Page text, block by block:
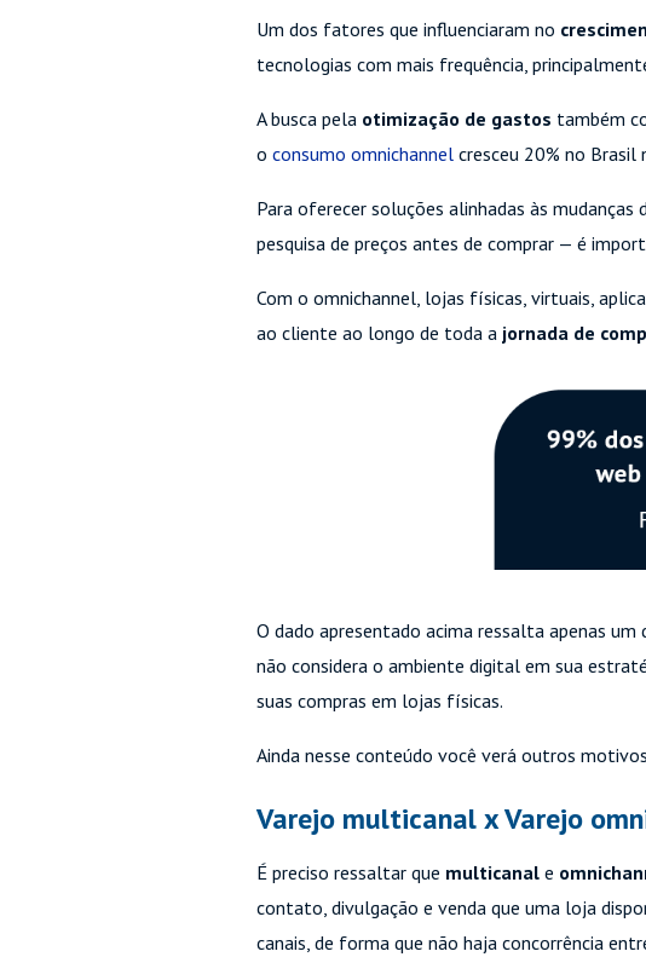
Um dos fatores que influenciaram no
tecnologias com mais frequência,
A busca pela otimização de gastos também
o consumo omnichannel cresceu 20% no
Para oferecer soluções alinhadas às mudanças
pesquisa de preços antes de comprar — é
Com o omnichannel, lojas físicas, virtuais,
ao cliente ao longo de toda a jornada de
O dado apresentado acima ressalta apenas
não considera o ambiente digital em sua
suas compras em lojas físicas.
Ainda nesse conteúdo você verá outros
Varejo multicanal x Varejo
É preciso ressaltar que multicanal e
contato, divulgação e venda que uma loja
canais, de forma que não haja concorrência